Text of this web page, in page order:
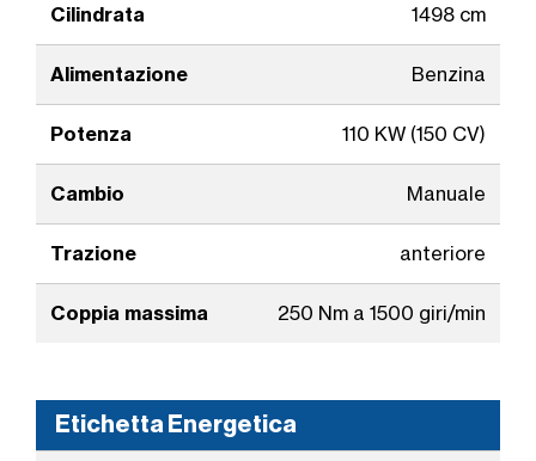
Cilindrata 1498 cm
Alimentazione Benzina
Potenza 110 KW (150 CV)
Cambio Manuale
Trazione anteriore
Coppia massima 250 Nm a 1500 giri/min
Etichetta Energetica